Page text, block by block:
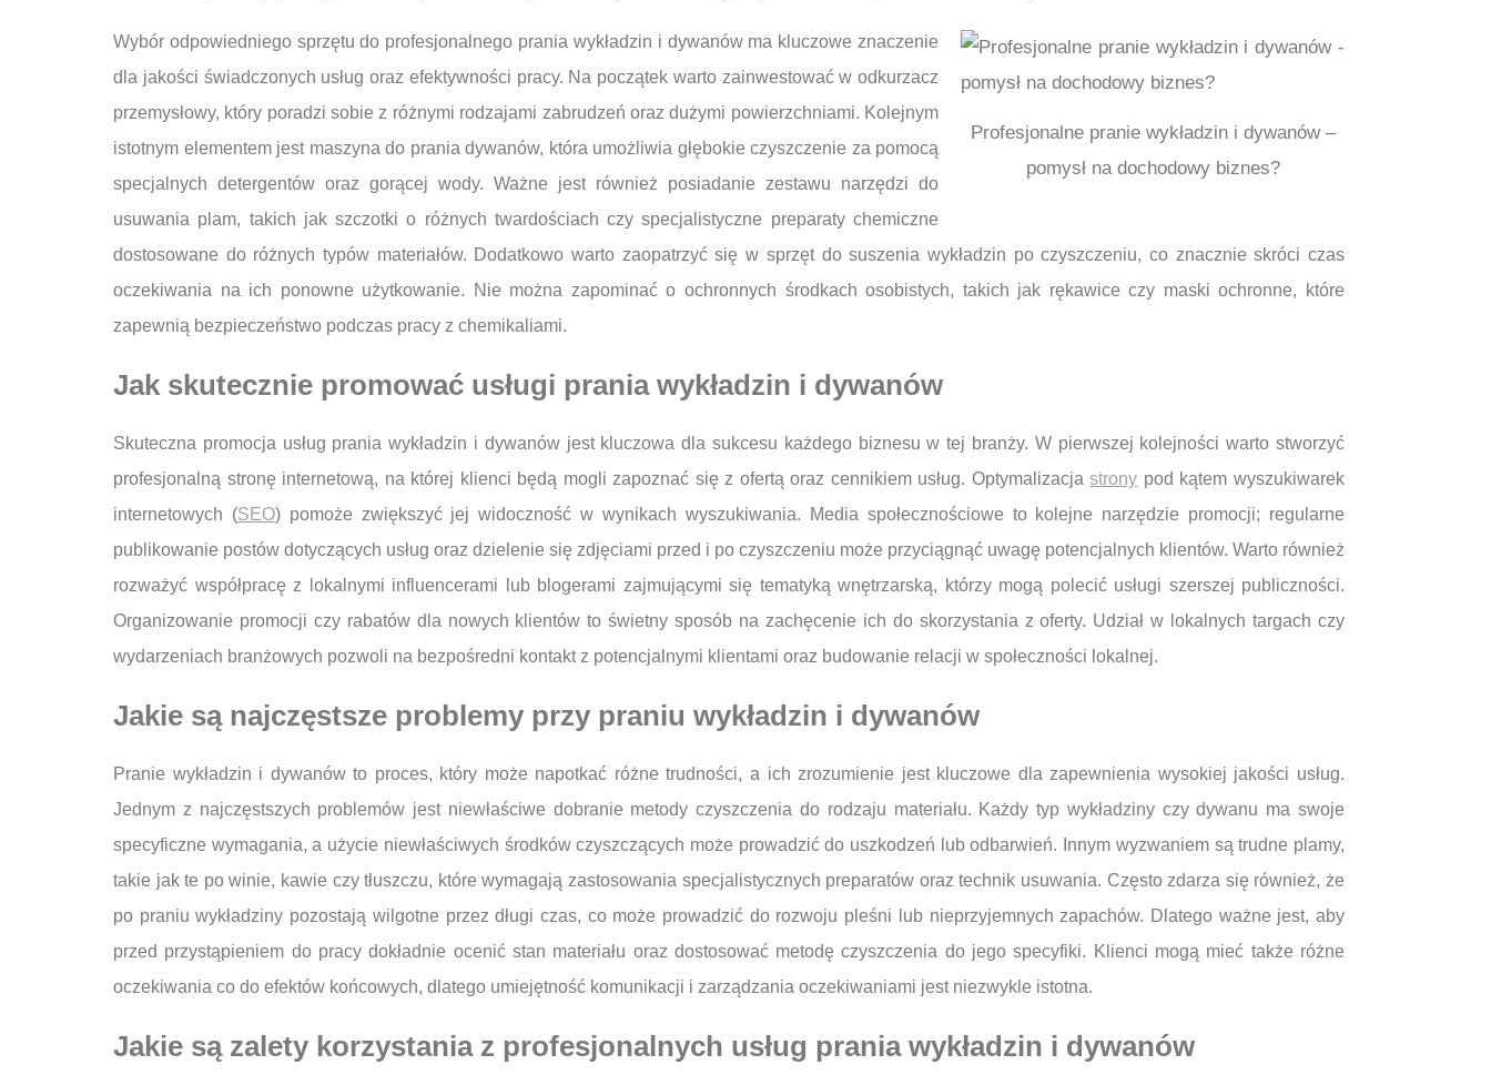
Profesjonalne pranie wykładzin i dywanów –
pomysł na dochodowy biznes?
Wybór odpowiedniego sprzętu do profesjonalnego prania wykładzin i dywanów ma kluczowe znaczenie
dla jakości świadczonych usług oraz efektywności pracy. Na początek warto zainwestować w odkurzacz
przemysłowy, który poradzi sobie z różnymi rodzajami zabrudzeń oraz dużymi powierzchniami. Kolejnym
istotnym elementem jest maszyna do prania dywanów, która umożliwia głębokie czyszczenie za pomocą
specjalnych detergentów oraz gorącej wody. Ważne jest również posiadanie zestawu narzędzi do
usuwania plam, takich jak szczotki o różnych twardościach czy specjalistyczne preparaty chemiczne
dostosowane do różnych typów materiałów. Dodatkowo warto zaopatrzyć się w sprzęt do suszenia wykładzin po czyszczeniu, co znacznie skróci czas
oczekiwania na ich ponowne użytkowanie. Nie można zapominać o ochronnych środkach osobistych, takich jak rękawice czy maski ochronne, które
zapewnią bezpieczeństwo podczas pracy z chemikaliami.
Jak skutecznie promować usługi prania wykładzin i dywanów
Skuteczna promocja usług prania wykładzin i dywanów jest kluczowa dla sukcesu każdego biznesu w tej branży. W pierwszej kolejności warto stworzyć
profesjonalną stronę internetową, na której klienci będą mogli zapoznać się z ofertą oraz cennikiem usług. Optymalizacjastrony pod kątem wyszukiwarek
internetowych (SEO) pomoże zwiększyć jej widoczność w wynikach wyszukiwania. Media społecznościowe to kolejne narzędzie promocji; regularne
publikowanie postów dotyczących usług oraz dzielenie się zdjęciami przed i po czyszczeniu może przyciągnąć uwagę potencjalnych klientów. Warto również
rozważyć współpracę z lokalnymi influencerami lub blogerami zajmującymi się tematyką wnętrzarską, którzy mogą polecić usługi szerszej publiczności.
Organizowanie promocji czy rabatów dla nowych klientów to świetny sposób na zachęcenie ich do skorzystania z oferty. Udział w lokalnych targach czy
wydarzeniach branżowych pozwoli na bezpośredni kontakt z potencjalnymi klientami oraz budowanie relacji w społeczności lokalnej.
Jakie są najczęstsze problemy przy praniu wykładzin i dywanów
Pranie wykładzin i dywanów to proces, który może napotkać różne trudności, a ich zrozumienie jest kluczowe dla zapewnienia wysokiej jakości usług.
Jednym z najczęstszych problemów jest niewłaściwe dobranie metody czyszczenia do rodzaju materiału. Każdy typ wykładziny czy dywanu ma swoje
specyficzne wymagania, a użycie niewłaściwych środków czyszczących może prowadzić do uszkodzeń lub odbarwień. Innym wyzwaniem są trudne plamy,
takie jak te po winie, kawie czy tłuszczu, które wymagają zastosowania specjalistycznych preparatów oraz technik usuwania. Często zdarza się również, że
po praniu wykładziny pozostają wilgotne przez długi czas, co może prowadzić do rozwoju pleśni lub nieprzyjemnych zapachów. Dlatego ważne jest, aby
przed przystąpieniem do pracy dokładnie ocenić stan materiału oraz dostosować metodę czyszczenia do jego specyfiki. Klienci mogą mieć także różne
oczekiwania co do efektów końcowych, dlatego umiejętność komunikacji i zarządzania oczekiwaniami jest niezwykle istotna.
Jakie są zalety korzystania z profesjonalnych usług prania wykładzin i dywanów